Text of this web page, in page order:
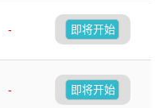
-
即将开始
-
即将开始